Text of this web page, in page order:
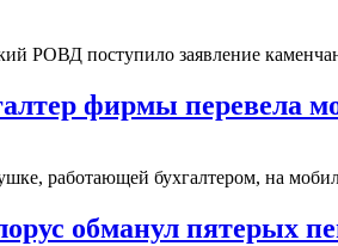
РОВД поступило заявление
фирмы перевела
работающей бухгалтером, на
обманул пятерых